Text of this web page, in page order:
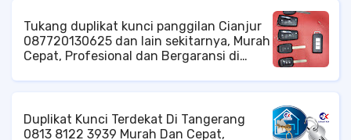
Tukang duplikat kunci panggilan Cianjur
087720130625 dan lain sekitarnya, Murah
Cepat, Profesional dan Bergaransi di
Pelayanan di Area Kota Cianjur, Baik
Tingkat Kelurahan Cianjur Ahli Kunci di
Cianjur, Jasa Kunci di Cianjur, Tukang
Duplikat Kunci Terdekat Di Tangerang
0813 8122 3939 Murah Dan Cepat,